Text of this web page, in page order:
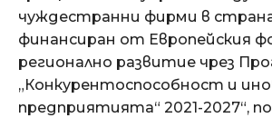
чуждестранни фирми в
финансиран от Европейския
регионално развитие чрез
„Конкурентоспособност и
предприятията“ 2021-2027“,